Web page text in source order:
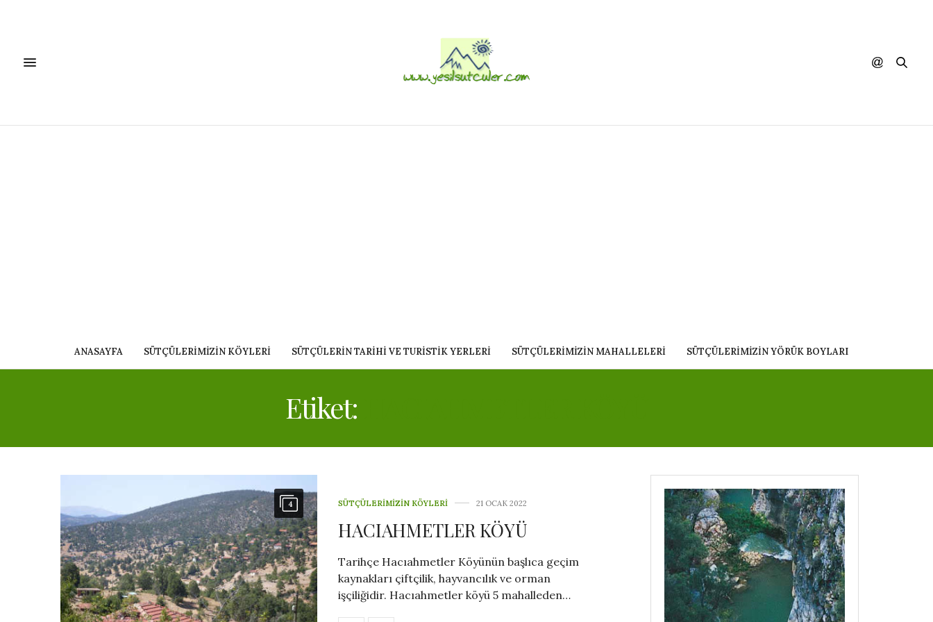
ANASAYFA SÜTÇÜLERIMIZIN KÖYLERI SÜTÇÜLERIN TARIHI VE TURISTIK YERLERI SÜTÇÜLERIMIZIN MAHALLELERI SÜTÇÜLERIMIZIN YÖRÜK BOYLARI
Etiket:
4 SÜTÇÜLERIMIZIN KÖYLERI 21 OCAK 2022
HACIAHMETLER KÖYÜ
Tarihçe Hacıahmetler Köyünün başlıca geçim
kaynakları çiftçilik, hayvancılık ve orman
işçiliğidir. Hacıahmetler köyü 5 mahalleden…